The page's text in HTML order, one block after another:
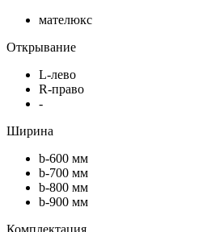
мателюкс
Открывание
L-лево
R-право
-
Ширина
b-600 мм
b-700 мм
b-800 мм
b-900 мм
Комплектация